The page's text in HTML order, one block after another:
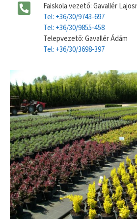
Faiskola vezető: Gavallér
Tel: +36/30/9743-697
Tel: +36/30/9855-458
Telepvezető: Gavallér Ádám
Tel: +36/30/3698-397